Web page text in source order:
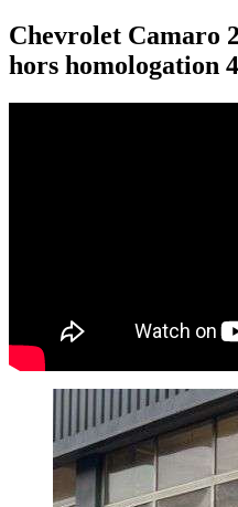
Chevrolet Camaro
hors homologation